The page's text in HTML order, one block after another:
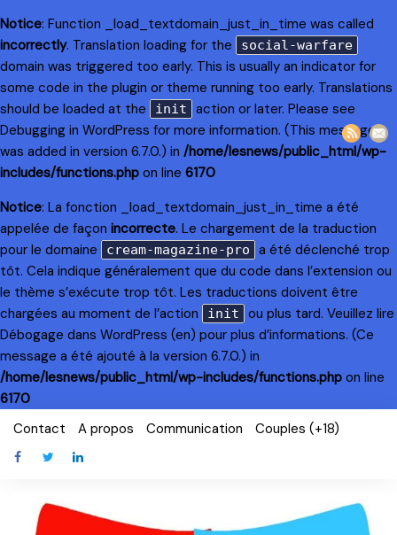
Notice: Function _load_textdomain_just_in_time was called
incorrectly. Translation loading for the social-warfare
domain was triggered too early. This is usually an indicator for
some code in the plugin or theme running too early. Translations
should be loaded at the
init
action or later. Please see
Debugging in WordPress for more information. (This message
was added in version 6.7.0.) in /home/lesnews/public_html/wp-
includes/functions.php on line 6170
Notice: La fonction _load_textdomain_just_in_time a été
appelée de façon incorrecte. Le chargement de la traduction
pour le domaine
cream-magazine-pro
a été déclenché trop
tôt. Cela indique généralement que du code dans l’extension ou
le thème s’exécute trop tôt. Les traductions doivent être
chargées au moment de l’action
init
ou plus tard. Veuillez lire
Débogage dans WordPress (en) pour plus d’informations. (Ce
message a été ajouté à la version 6.7.0.) in
/home/lesnews/public_html/wp-includes/functions.php on line
6170
Skip
content
Contact A propos Communication Couples (+18)